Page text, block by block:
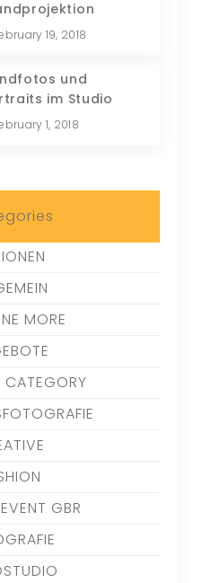
19, 2018
und
im Studio
1, 2018
MORE
CATEGORY
GBR